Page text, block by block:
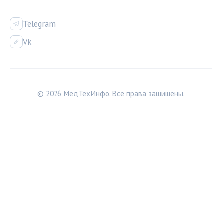
Telegram
Vk
© 2026 МедТехИнфо. Все права защищены.